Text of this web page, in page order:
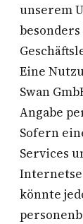
unserem
Eine
Swan
Angabe
Sofern
Services
könnte